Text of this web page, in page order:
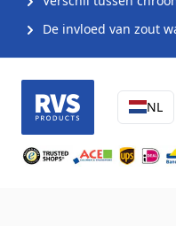
De invloed van zout
NL